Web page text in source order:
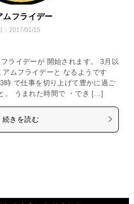
ムフライデー
： 2017/01/15
ライデーが 開始されます。 3月以
ムフライデーと なるようです
時 で仕事を切り上げて豊かに過ご
。 うまれた時間で ・でき […]
続きを読む